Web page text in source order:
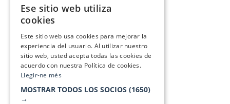
Ese sitio web utiliza
cookies
Este sitio web usa cookies para mejorar la
experiencia del usuario. Al utilizar nuestro
sitio web, usted acepta todas las cookies de
acuerdo con nuestra Política de cookies.
Llegir-ne més
MOSTRAR TODOS LOS SOCIOS (1650)
→